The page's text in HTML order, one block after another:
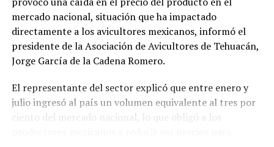
De acuerdo con esos testimonios, el grupo identificado
comoMovimiento Estatal UPAV, integrado
públicamente por Verónica Sánchez Ramos, Mauricio
Ivette Lara Barradas, Roberto Ibáñez y Carlos Enrique
Sierra, ha cuestionado las acciones emprendidas por las
autoridades universitarias y estatales.
mercado nacional, situación que ha impactado
directamente a los avicultores mexicanos, informó el
presidente de la Asociación de Avicultores de Tehuacán,
Jorge García de la Cadena Romero.
El representante del sector explicó que entre enero y
julio ingresó al país un volumen equivalente al tres por
ciento del mercado nacional, lo que obligó a los